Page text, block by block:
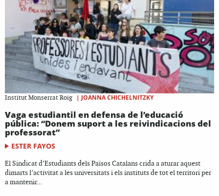
Institut Monserrat Roig | JOANNA CHICHELNITZKY
Vaga estudiantil en defensa de l’educació
pública: “Donem suport a les reivindicacions del
professorat”
ESTER FAYOS
El Sindicat d’Estudiants dels Països Catalans crida a aturar aquest
dimarts l’activitat a les universitats i els instituts de tot el territori per
a mantenir...